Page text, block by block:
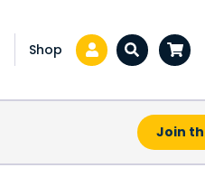
Shop Zoeken...
Join